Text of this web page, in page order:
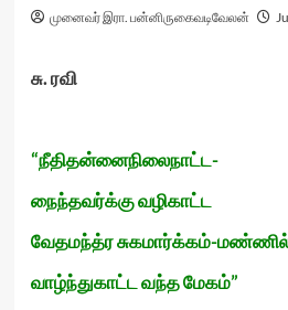
முனைவர் இரா. பன்னிருகைவடிவேலன்
சு. ரவி
“நீதிதன்னைநிலைநாட்ட-
நைந்தவர்க்கு வழிகாட்ட
வேதமந்த்ர சுகமார்க்கம்-
வாழ்ந்துகாட்ட வந்த மேகம்”